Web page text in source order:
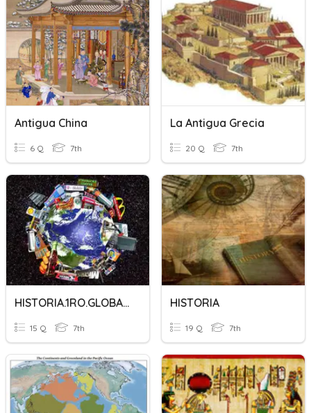
Antigua China
6 Q 7th
La Antigua Grecia
20 Q 7th
HISTORIA.1RO.GLOBALIZACIÓN
15 Q 7th
HISTORIA
19 Q 7th